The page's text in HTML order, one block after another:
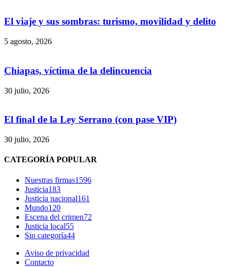
El viaje y sus sombras: turismo, movilidad y delito
5 agosto, 2026
Chiapas, víctima de la delincuencia
30 julio, 2026
El final de la Ley Serrano (con pase VIP)
30 julio, 2026
CATEGORÍA POPULAR
Nuestras firmas1596
Justicia183
Justicia nacional161
Mundo120
Escena del crimen72
Justicia local55
Sin categoría44
Aviso de privacidad
Contacto